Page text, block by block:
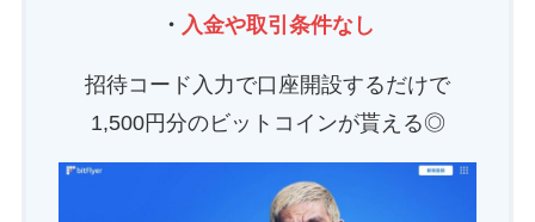
・ 入金や取引条件なし
招待コード入力で口座開設するだけで
1,500円分のビットコインが貰える◎